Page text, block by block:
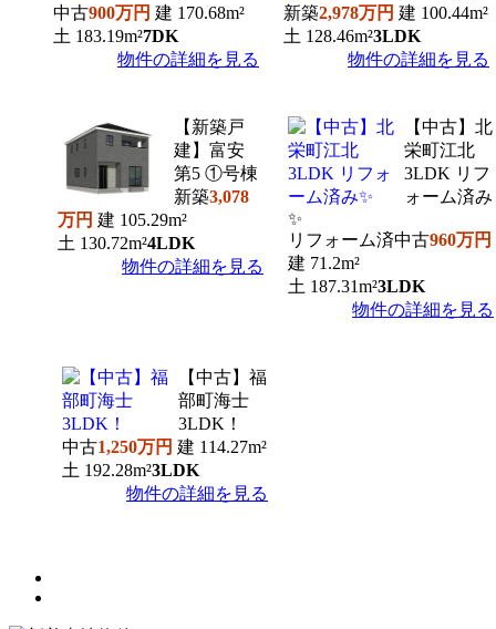
中古900万円 建 170.68m²
土 183.19m²7DK
物件の詳細を見る
新築2,978万円 建 100.44m²
土 128.46m²3LDK
物件の詳細を見る
【新築戸
建】富安
第5 ①号棟
新築3,078
万円 建 105.29m²
土 130.72m²4LDK
物件の詳細を見る
【中古】北
栄町江北
3LDK リフ
ォーム済み
✨
リフォーム済中古960万円
建 71.2m²
土 187.31m²3LDK
物件の詳細を見る
【中古】福
部町海士
3LDK！
中古1,250万円 建 114.27m²
土 192.28m²3LDK
物件の詳細を見る